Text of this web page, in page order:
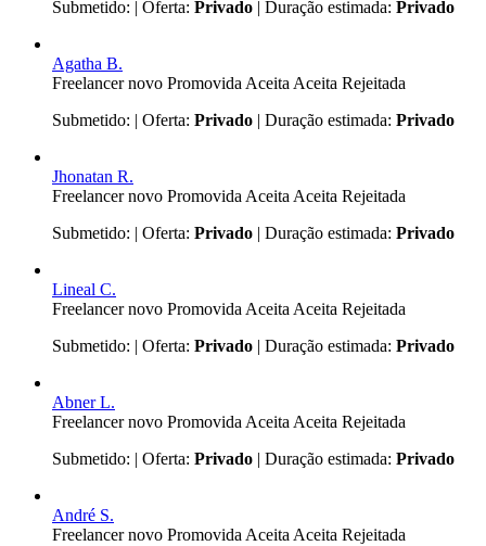
Submetido: | Oferta: Privado | Duração estimada: Privado
Agatha B.
Freelancer novo Promovida Aceita Aceita Rejeitada
Submetido: | Oferta: Privado | Duração estimada: Privado
Jhonatan R.
Freelancer novo Promovida Aceita Aceita Rejeitada
Submetido: | Oferta: Privado | Duração estimada: Privado
Lineal C.
Freelancer novo Promovida Aceita Aceita Rejeitada
Submetido: | Oferta: Privado | Duração estimada: Privado
Abner L.
Freelancer novo Promovida Aceita Aceita Rejeitada
Submetido: | Oferta: Privado | Duração estimada: Privado
André S.
Freelancer novo Promovida Aceita Aceita Rejeitada